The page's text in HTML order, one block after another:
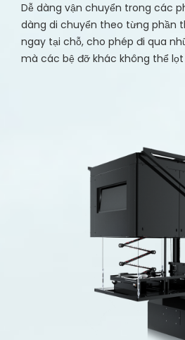
Dễ dàng vận chuyển trong các
dàng di chuyển theo từng phần
ngay tại chỗ, cho phép đi qua
mà các bệ đỡ khác không thể lọt